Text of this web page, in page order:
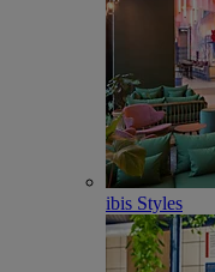
ibis Styles